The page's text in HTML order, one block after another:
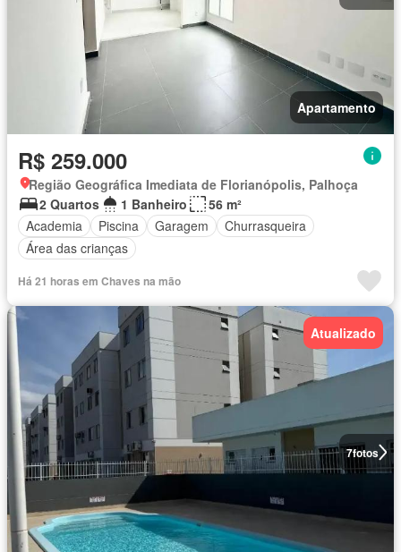
Apartamento
R$ 259.000
Região Geográfica Imediata de Florianópolis, Palhoça
2 Quartos
1 Banheiro
56 m²
Academia
Piscina Garagem
Churrasqueira
Área das crianças
Há 21 horas em Chaves na mão
7fotos
Atualizado